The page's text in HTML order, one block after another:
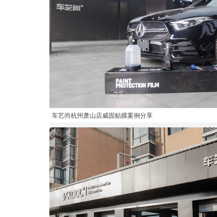
车艺尚杭州萧山店威固贴膜案例分享